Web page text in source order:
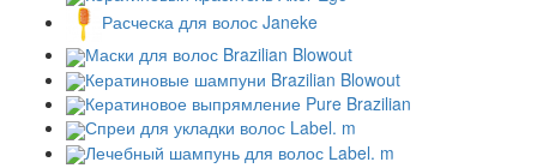
Расческа для волос Janeke
Маски для волос Brazilian Blowout
Кератиновые шампуни Brazilian Blowout
Кератиновое выпрямление Pure Brazilian
Спреи для укладки волос Label. m
Лечебный шампунь для волос Label. m